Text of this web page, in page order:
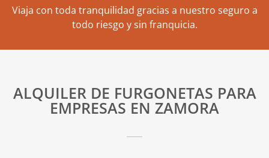
Viaja con toda tranquilidad gracias a nuestro seguro a
todo riesgo y sin franquicia.
ALQUILER DE FURGONETAS PARA
EMPRESAS EN ZAMORA